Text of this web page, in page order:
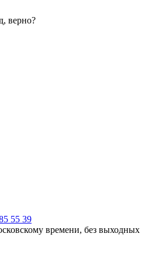
верно?
55 39
времени, без выходных